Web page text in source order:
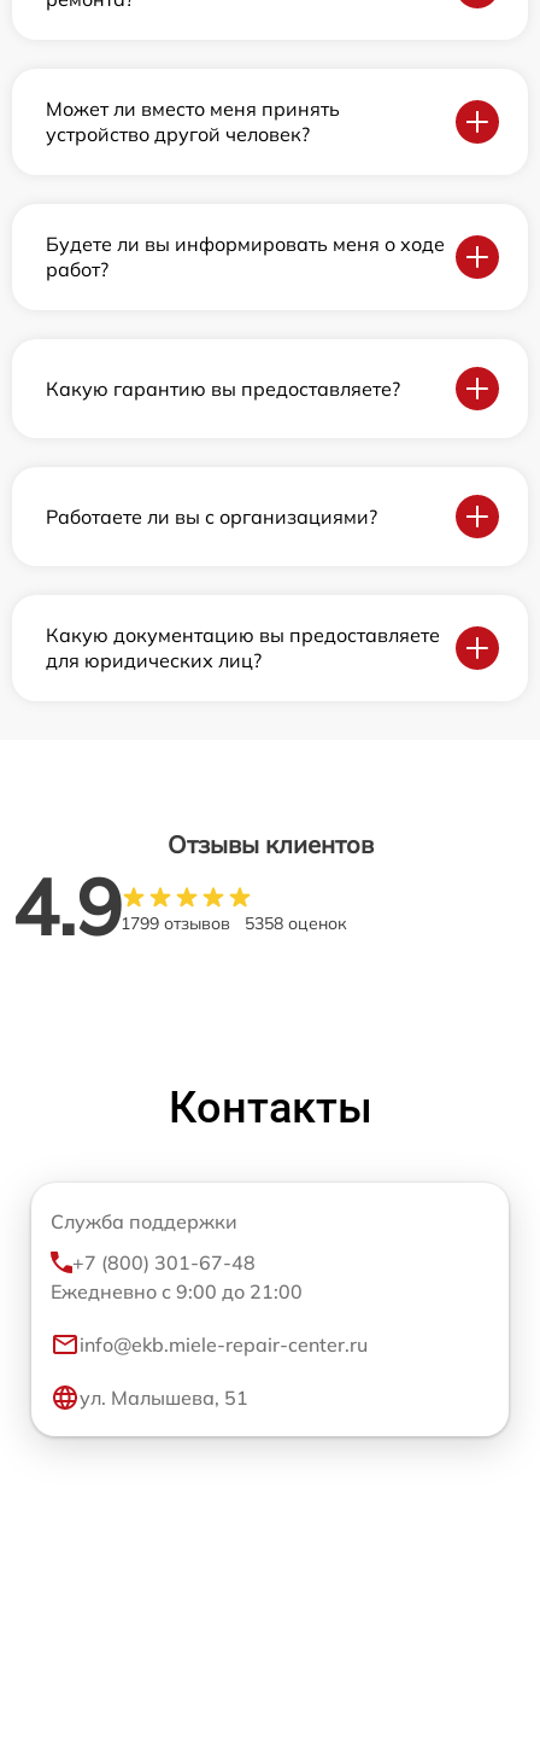
Может ли вместо меня принять
устройство другой человек?
Будете ли вы информировать меня о ходе
работ?
Какую гарантию вы предоставляете?
Работаете ли вы с организациями?
Какую документацию вы предоставляете
для юридических лиц?
Отзывы клиентов
4.91799 отзывов 5358 оценок
Контакты
Служба поддержки
+7 (800) 301-67-48
Ежедневно с 9:00 до 21:00
info@ekb.miele-repair-center.ru
ул. Малышева, 51